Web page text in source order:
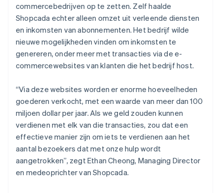
commercebedrijven op te zetten. Zelf haalde
Shopcada echter alleen omzet uit verleende diensten
en inkomsten van abonnementen. Het bedrijf wilde
nieuwe mogelijkheden vinden om inkomsten te
genereren, onder meer met transacties via de e-
commercewebsites van klanten die het bedrijf host.
“Via deze websites worden er enorme hoeveelheden
goederen verkocht, met een waarde van meer dan 100
miljoen dollar per jaar. Als we geld zouden kunnen
verdienen met elk van die transacties, zou dat een
effectieve manier zijn om iets te verdienen aan het
aantal bezoekers dat met onze hulp wordt
aangetrokken”, zegt Ethan Cheong, Managing Director
en medeoprichter van Shopcada.